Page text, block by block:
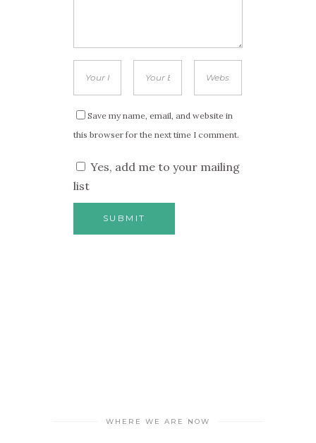
Save my name, email, and website in
this browser for the next time I comment.
Yes, add me to your mailing
list
WHERE WE ARE NOW